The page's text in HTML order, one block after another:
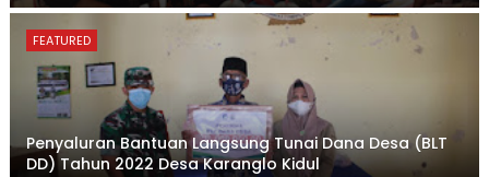
FEATURED
Penyaluran Bantuan Langsung Tunai Dana Desa (BLT
DD) Tahun 2022 Desa Karanglo Kidul